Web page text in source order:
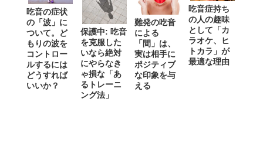
吃音の症状
の「波」に
ついて。ど
もりの波を
コントロー
ルするには
どうすれば
いいか？
保護中: 吃音
を克服した
いなら絶対
にやらなき
ゃ損な「あ
るトレーニ
ング法」
難発の吃音
による
「間」は、
実は相手に
ポジティブ
な印象を与
える
吃音症持ち
の人の趣味
として「カ
ラオケ、ヒ
トカラ」が
最適な理由